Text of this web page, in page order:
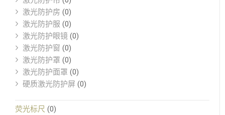
激光防护房 (0)
激光防护服 (0)
激光防护眼镜 (0)
激光防护窗 (0)
激光防护罩 (0)
激光防护面罩 (0)
硬质激光防护屏 (0)
荧光标尺 (0)